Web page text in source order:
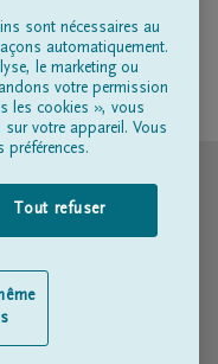
vie privée
sont nécessaires au
automatiquement.
le marketing ou
votre permission
les cookies », vous
votre appareil. Vous
préférences.
Tout refuser